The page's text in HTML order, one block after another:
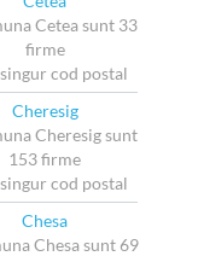
Cetea sunt 33
firme
cod postal
Cheresig
Cheresig sunt
153 firme
cod postal
Chesa
Chesa sunt 69